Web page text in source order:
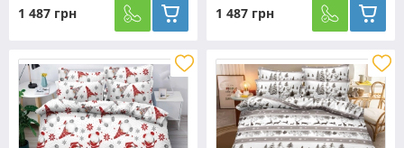
1 487 грн 1 487 грн